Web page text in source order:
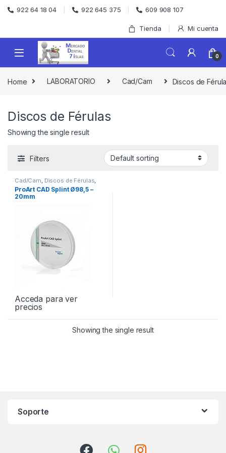
Skip to navigation
Skip to content
922 64 18 04 922 645 375 609 908 107
Tienda Mi cuenta
0
Home LABORATORIO Cad/Cam Discos de
Discos de Férulas
Showing the single result
Filters
Cad/Cam Discos de Férulas
LABORATORIO
ProArt CAD Splint Ø98,5 –
20mm
Acceda para ver
precios
Showing the single result
Soporte